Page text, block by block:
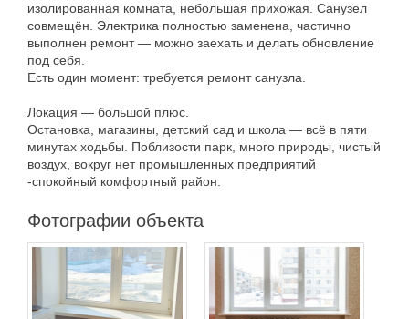
изолированная комната, небольшая прихожая. Санузел
совмещён. Электрика полностью заменена, частично
выполнен ремонт — можно заехать и делать обновление
под себя.
Есть один момент: требуется ремонт санузла.
Локация — большой плюс.
Остановка, магазины, детский сад и школа — всё в пяти
минутах ходьбы. Поблизости парк, много природы, чистый
воздух, вокруг нет промышленных предприятий
-спокойный комфортный район.
Фотографии объекта